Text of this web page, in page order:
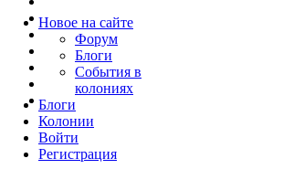
Новое на сайте
Форум
Блоги
События в
колониях
Блоги
Колонии
Войти
Peгиcтpaция